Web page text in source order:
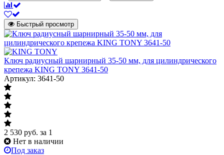
Быстрый просмотр
Ключ радиусный шарнирный 35-50 мм, для цилиндрического
крепежа KING TONY 3641-50
Артикул: 3641-50
2 530 руб. за 1
Нет в наличии
Под заказ